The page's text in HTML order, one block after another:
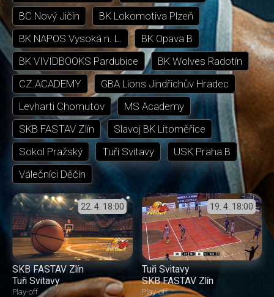
BC Nový Jičín
BK Lokomotiva Plzeň
BK NAPOS Vysoká n. L.
BK Opava B
BK VIVIDBOOKS Pardubice
BK Wolves Radotín
CZ.ACADEMY
GBA Lions Jindřichův Hradec
Levharti Chomutov
MS Academy
SKB FASTAV Zlín
Slavoj BK Litoměřice
Sokol Pražský
Tuři Svitavy
USK Praha B
Válečníci Děčín
22. 4. 18:00
SKB FASTAV Zlín
Tuři Svitavy
Play-off
19. 4. 18:00
Tuři Svitavy
SKB FASTAV Zlín
Play-off